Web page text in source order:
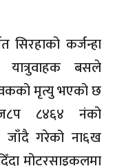
सिरहाको कर्जन्हा
यात्रुवाहक बसले
मृत्यु भएको छ
८४६४ नंको
जाँदै गरेको ना६ख
मोटरसाइकलमा